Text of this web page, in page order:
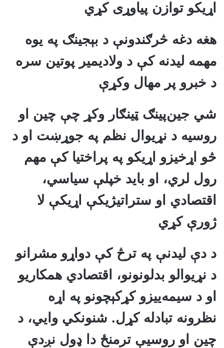
اړیکو توازن پیاوړی کړي
هغه دغه څرګندونې د بېجينګ په یوه
مهمه لیدنه کې د ولاديمير پوتين سره
د خبرو پر مهال وکړې
شي جين‌پينګ ټینګار وکړ چې چین او
روسیه د نړیوال نظم په جوړښت او د
څو اړخیزو اړیکو په پراختیا کې مهم
رول لري، او باید خپلې سیاسي،
اقتصادي او ستراتیژیکې اړیکې لا
ژورې کړي
د دې لیدنې په ترڅ کې دواړو مشرانو
د نړیوالو بدلونونو، اقتصادي همکاریو
او د سیمه‌ییزو کړکېچونو په اړه
نظرونه تبادله کړل. شنونکي وایي، د
چین او روسیې ترمنځ دا ډول نږدې